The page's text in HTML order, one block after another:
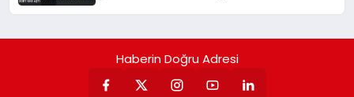
Haberin Doğru Adresi